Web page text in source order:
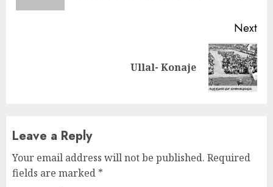
Next
Ullal- Konaje
Leave a Reply
Your email address will not be published. Required
fields are marked *